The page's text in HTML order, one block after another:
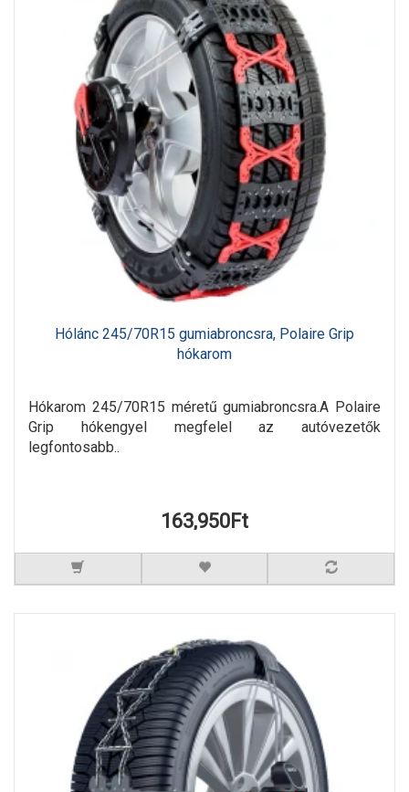
Hólánc 245/70R15 gumiabroncsra, Polaire Grip
hókarom
Hókarom 245/70R15 méretű gumiabroncsra.A Polaire
Grip hókengyel megfelel az autóvezetők
legfontosabb..
163,950Ft